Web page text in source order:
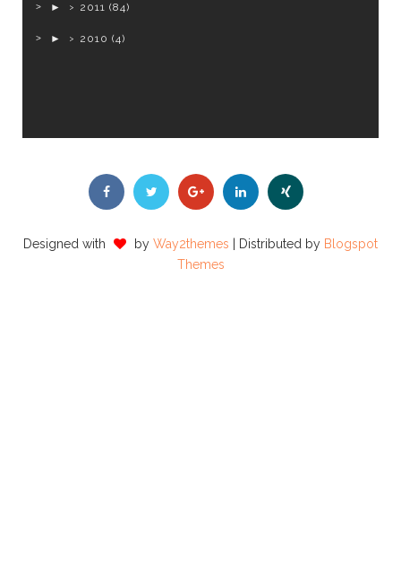
► 2011 (84)
► 2010 (4)
Designed with by Way2themes | Distributed by Blogspot
Themes